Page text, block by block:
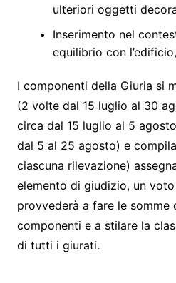
ulteriori oggetti
Inserimento nel
equilibrio con
I componenti della Giuria si
(2 volte dal 15 luglio al 30
circa dal 15 luglio al 5
dal 5 al 25 agosto) e
ciascuna rilevazione)
elemento di giudizio, un voto
provvederà a fare le
componenti e a stilare la
di tutti i giurati.